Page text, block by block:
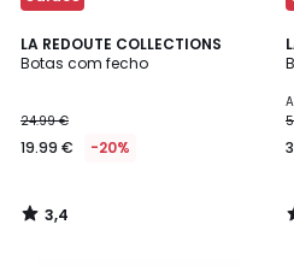
LA REDOUTE COLLECTIONS
Botas com fecho
24.99 €
19.99 € -20%
3,4
/ 5
3,4
/
2
/